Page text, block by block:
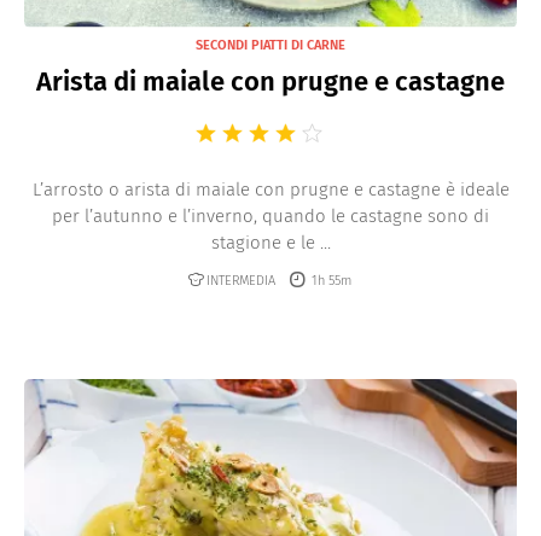
SECONDI PIATTI DI CARNE
Arista di maiale con prugne e castagne
L’arrosto o arista di maiale con prugne e castagne è ideale
per l’autunno e l’inverno, quando le castagne sono di
stagione e le ...
INTERMEDIA 1h 55m